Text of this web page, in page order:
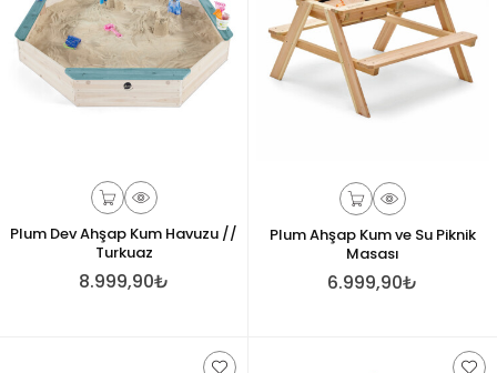
Plum Dev Ahşap Kum Havuzu //
Turkuaz
8.999,90₺
Plum Ahşap Kum ve Su Piknik
Masası
6.999,90₺